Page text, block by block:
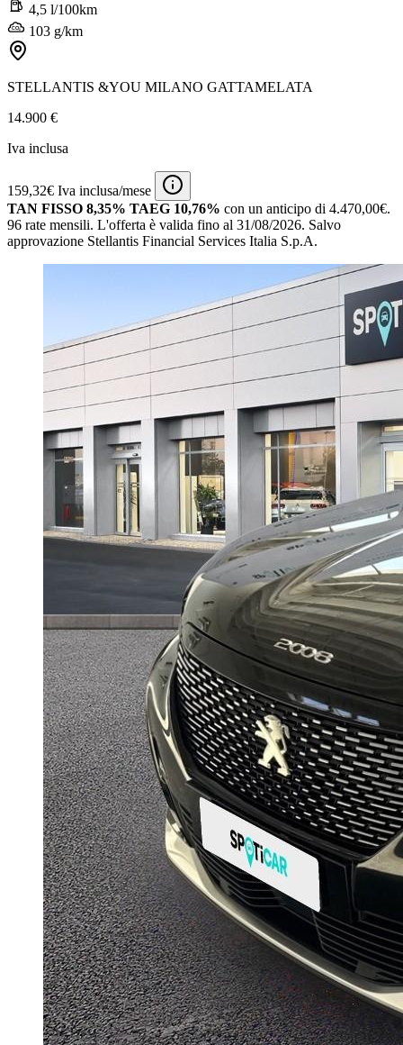
4,5 l/100km
103 g/km
STELLANTIS &YOU MILANO GATTAMELATA
14.900 €
Iva inclusa
159,32€ Iva inclusa/mese
TAN FISSO 8,35% TAEG 10,76% con un anticipo di 4.470,00€.
96 rate mensili. L'offerta è valida fino al 31/08/2026. Salvo
approvazione Stellantis Financial Services Italia S.p.A.